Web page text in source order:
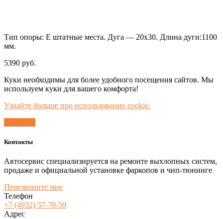
Тип опоры: E штатные места. Дуга — 20х30. Длина дуги:1100
мм.
5390 руб.
Куки необходимы для более удобного посещения сайтов. Мы
используем куки для вашего комфорта!
Узнайте больше про использование cookie.
Контакты
Автосервис специализируется на ремонте выхлопных систем,
продаже и официальной установке фаркопов и чип-тюнинге
Перезвоните мне
Телефон
+7 (4932) 57-70-59
Адрес